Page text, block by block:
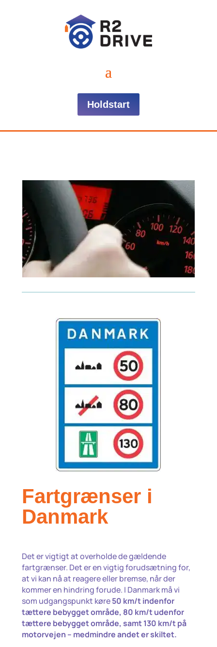
Holdstart
Fartgrænser i
Danmark
Det er vigtigt at overholde de gældende
fartgrænser. Det er en vigtig forudsætning for,
at vi kan nå at reagere eller bremse, når der
kommer en hindring forude. I Danmark må vi
som udgangspunkt køre50 km/t indenfor
tættere bebygget område, 80 km/t udenfor
tættere bebygget område, samt 130 km/t på
motorvejen – medmindre andet er skiltet.